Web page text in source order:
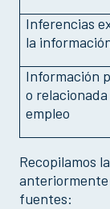
Inferencias
la
Información
o
empleo
Recopilamos
anteriormente
fuentes: